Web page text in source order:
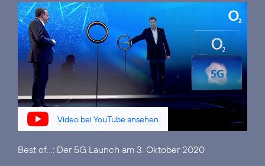
Video bei YouTube ansehen
Best of...: Der 5G Launch am 3. Oktober 2020